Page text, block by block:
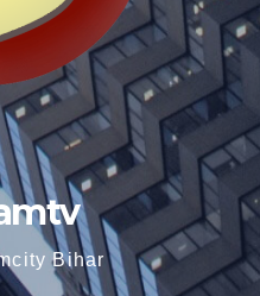
Bihar